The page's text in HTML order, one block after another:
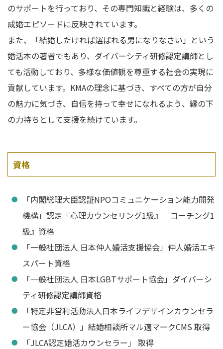
のサポートを行っており、その専門知識と経験は、多くの
成婚エピソードに反映されています。
また、「結婚したければ選ばれる男になりなさい」という
婚活本の著者でもあり、ダイバーシティ研修認定講師とし
ても活動しており、多様な価値観を尊重する社会の実現に
貢献しています。KMAの理念に基づき、すべての方が自分
の魅力に気づき、自信を持って幸せになれるよう、縁の下
の力持ちとして支援を続けています。
資格
「内閣総理大臣認証NPOコミュニケーション能力開発
機構」認定『心理カウンセリング1級』『コーチング1
級』資格
「一般社団法人 日本仲人婚活支援協会」仲人婚活エキ
スパート資格
「一般社団法人 日本LGBTサポート協会」ダイバーシ
ティ研修認定講師資格
「特定非営利活動法人日本ライフデザインカウンセラ
ー協会（JLCA）」結婚相談所マル適マークCMS 取得
「JLCA認定婚活カウンセラー」 取得